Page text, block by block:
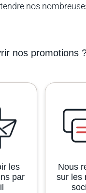
nos
nos promotions
les
par
Nous
sur les